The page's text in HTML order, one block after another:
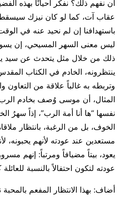
أن نفهم ذلك؟ نفكر أحيانًا بهذه
عقاب آت، كما لو كان نيزك
باستهدافنا إن لم نحيد عنه في
ليس معنى السهر المسيحي، إن
ذلك من خلال مثل يتحدث عن سيد
ينتظرونه، الخادم في الكتاب
وتربطه به غالباً علاقة من التعاون
المثال، أن موسى وُصف بخادم
نفسها “ها أنا أمة الرب”، إذاً سهرُ
الخوف، بل من الرغبة، بانتظار
مستعدين عند عودته لأنهم يحبونه،
يعود، بيتاً مضيافاً ومرتباً: إنهم
عودته لتكون احتفالاً بالنسبة للعائلة
أضاف: بهذا الانتظار المفعم